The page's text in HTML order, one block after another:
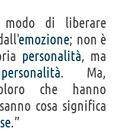
di liberare
emozione; non è
personalità, ma
personalità. Ma,
che hanno
sanno cosa significa
.”